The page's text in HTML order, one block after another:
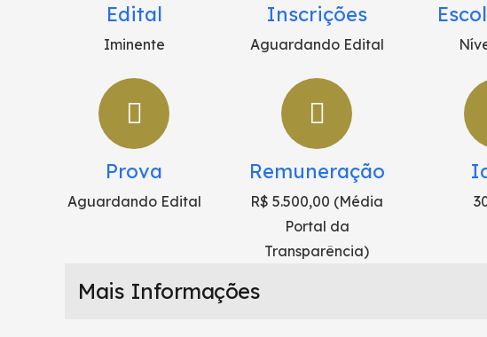
Edital
Iminente
Inscrições
Aguardando Edital
Prova
Aguardando Edital
Remuneração
R$ 5.500,00 (Média
Portal da
Transparência)
Mais Informações